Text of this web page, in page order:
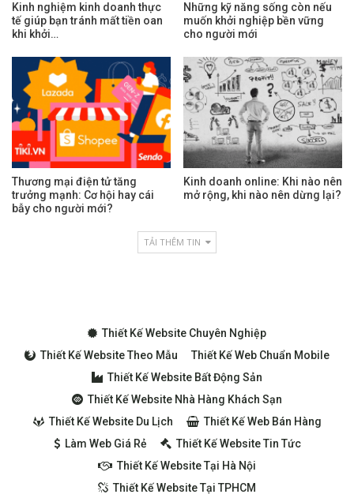
Kinh nghiệm kinh doanh thực
tế giúp bạn tránh mất tiền oan
khi khởi…
Những kỹ năng sống còn nếu
muốn khởi nghiệp bền vững
cho người mới
Thương mại điện tử tăng
trưởng mạnh: Cơ hội hay cái
bẫy cho người mới?
Kinh doanh online: Khi nào nên
mở rộng, khi nào nên dừng lại?
TẢI THÊM TIN
Thiết Kế Website Chuyên Nghiệp
Thiết Kế Website Theo Mẫu
Thiết Kế Web Chuẩn Mobile
Thiết Kế Website Bất Động Sản
Thiết Kế Website Nhà Hàng Khách Sạn
Thiết Kế Website Du Lịch
Thiết Kế Web Bán Hàng
Làm Web Giá Rẻ
Thiết Kế Website Tin Tức
Thiết Kế Website Tại Hà Nội
Thiết Kế Website Tại TPHCM